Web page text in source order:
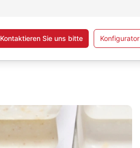
Kontaktieren Sie uns bitte Konfigurator